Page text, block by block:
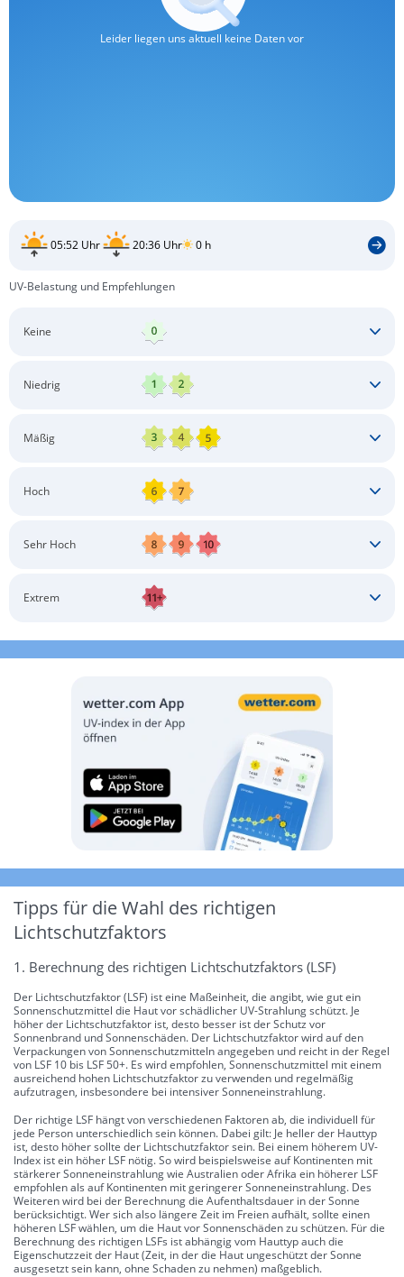
Leider liegen uns aktuell keine Daten vor
05:52 Uhr 20:36 Uhr 0 h
UV-Belastung und Empfehlungen
Keine
Niedrig
Mäßig
Langärmlige Bekleidung
Hoch
Langärmlige Bekleidung
Sonnenbrille
Sehr Hoch
Langärmlige Bekleidung
Extrem
Tipps für die Wahl des richtigen
Lichtschutzfaktors
1. Berechnung des richtigen Lichtschutzfaktors (LSF)
Der Lichtschutzfaktor (LSF) ist eine Maßeinheit, die angibt, wie gut ein
Sonnenschutzmittel die Haut vor schädlicher UV-Strahlung schützt. Je
höher der Lichtschutzfaktor ist, desto besser ist der Schutz vor
Sonnenbrand und Sonnenschäden. Der Lichtschutzfaktor wird auf den
Verpackungen von Sonnenschutzmitteln angegeben und reicht in der Regel
von LSF 10 bis LSF 50+. Es wird empfohlen, Sonnenschutzmittel mit einem
ausreichend hohen Lichtschutzfaktor zu verwenden und regelmäßig
aufzutragen, insbesondere bei intensiver Sonneneinstrahlung.
Der richtige LSF hängt von verschiedenen Faktoren ab, die individuell für
jede Person unterschiedlich sein können. Dabei gilt: Je heller der Hauttyp
ist, desto höher sollte der Lichtschutzfaktor sein. Bei einem höherem UV-
Index ist ein höher LSF nötig. So wird beispielsweise auf Kontinenten mit
stärkerer Sonneneinstrahlung wie Australien oder Afrika ein höherer LSF
empfohlen als auf Kontinenten mit geringerer Sonneneinstrahlung. Des
Weiteren wird bei der Berechnung die Aufenthaltsdauer in der Sonne
berücksichtigt. Wer sich also längere Zeit im Freien aufhält, sollte einen
höheren LSF wählen, um die Haut vor Sonnenschäden zu schützen. Für die
Berechnung des richtigen LSFs ist abhängig vom Hauttyp auch die
Eigenschutzzeit der Haut (Zeit, in der die Haut ungeschützt der Sonne
ausgesetzt sein kann, ohne Schaden zu nehmen) maßgeblich.